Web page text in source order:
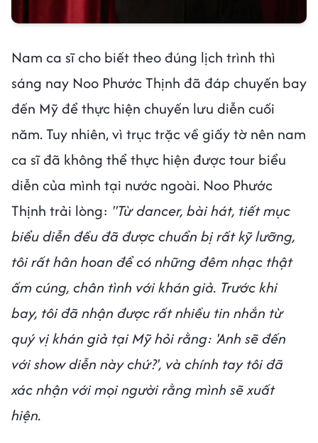
Nam ca sĩ cho biết theo đúng lịch trình thì
sáng nay Noo Phước Thịnh đã đáp chuyến bay
đến Mỹ để thực hiện chuyến lưu diễn cuối
năm. Tuy nhiên, vì trục trặc về giấy tờ nên nam
ca sĩ đã không thể thực hiện được tour biểu
diễn của mình tại nước ngoài. Noo Phước
Thịnh trải lòng: "Từ dancer, bài hát, tiết mục
biểu diễn đều đã được chuẩn bị rất kỹ lưỡng,
tôi rất hân hoan để có những đêm nhạc thật
ấm cúng, chân tình với khán giả. Trước khi
bay, tôi đã nhận được rất nhiều tin nhắn từ
quý vị khán giả tại Mỹ hỏi rằng: 'Anh sẽ đến
với show diễn này chứ?', và chính tay tôi đã
xác nhận với mọi người rằng mình sẽ xuất
hiện.